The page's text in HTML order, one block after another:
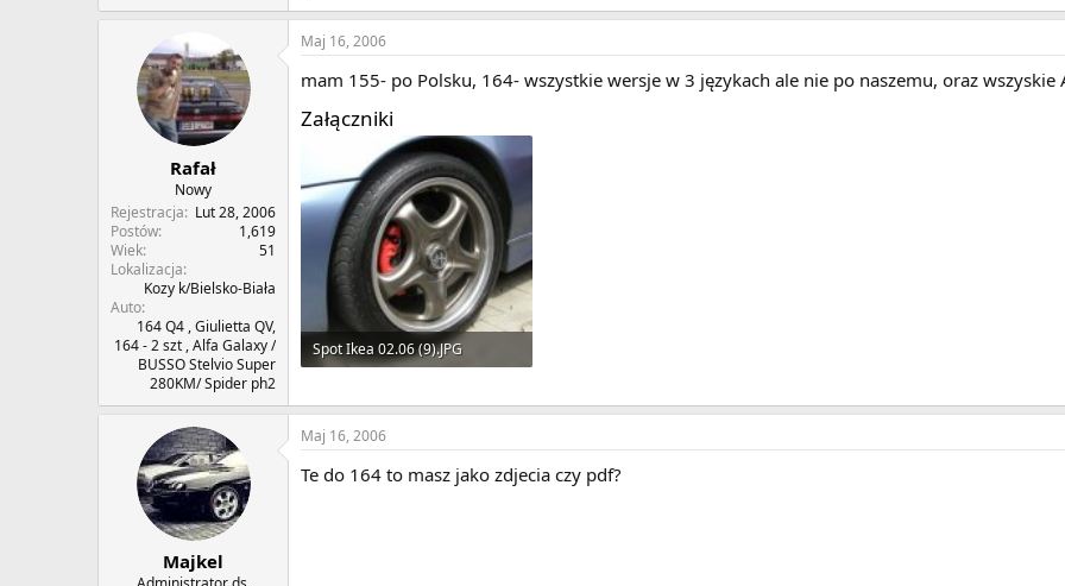
Rafał
Nowy
Rejestracja
Lut 28, 2006
Postów
1,619
Wiek
51
Lokalizacja
Kozy k/Bielsko-Biała
Auto
164 Q4 , Giulietta QV,
164 - 2 szt , Alfa Galaxy /
BUSSO Stelvio Super
280KM/ Spider ph2
Maj 16, 2006
mam 155- po Polsku, 164- wszystkie wersje w 3 językach ale nie po naszemu, oraz
Załączniki
Spot Ikea 02.06 (9).JPG
Majkel
Maj 16, 2006
Te do 164 to masz jako zdjecia czy pdf?